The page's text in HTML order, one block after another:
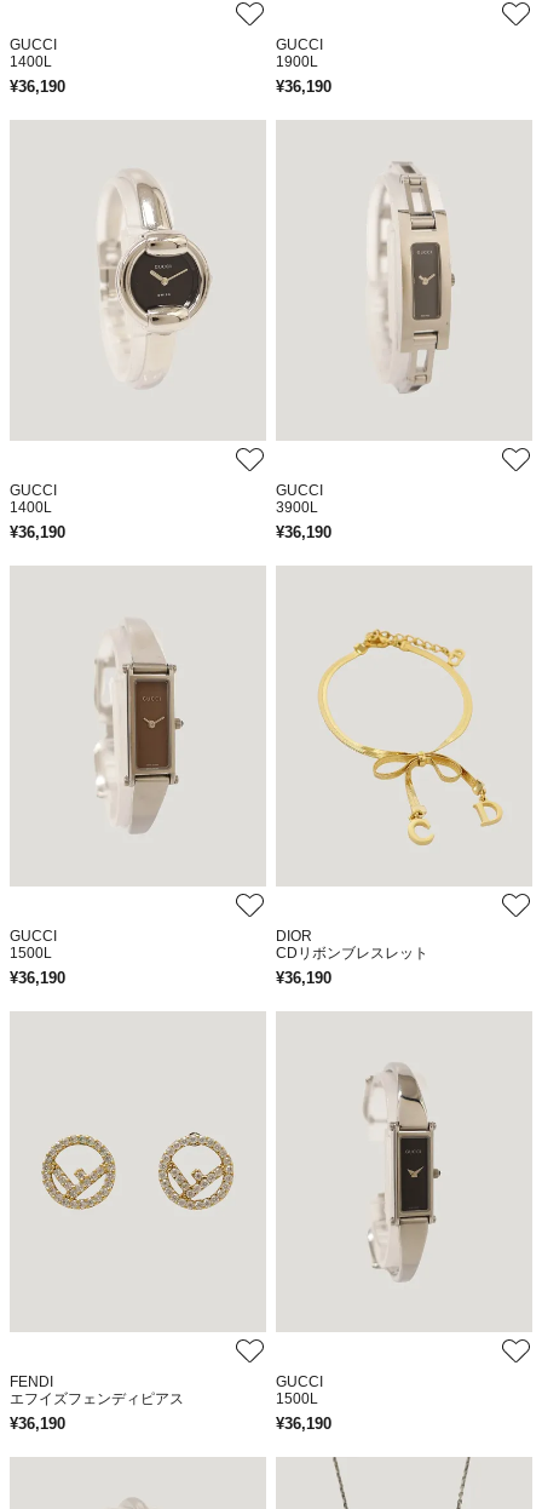
GUCCI
1400L
¥36,190
GUCCI
1900L
¥36,190
GUCCI
1400L
¥36,190
GUCCI
3900L
¥36,190
GUCCI
1500L
¥36,190
DIOR
CDリボンブレスレット
¥36,190
FENDI
エフイズフェンディピアス
¥36,190
GUCCI
1500L
¥36,190